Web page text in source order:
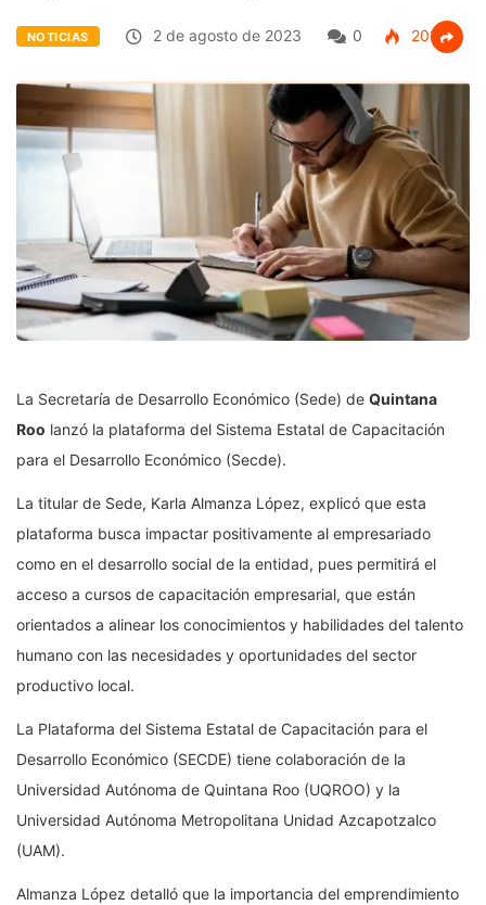
NOTICIAS 2 de agosto de 2023 0 201
La Secretaría de Desarrollo Económico (Sede) de Quintana
Roo lanzó la plataforma del Sistema Estatal de Capacitación
para el Desarrollo Económico (Secde).
La titular de Sede, Karla Almanza López, explicó que esta
plataforma busca impactar positivamente al empresariado
como en el desarrollo social de la entidad, pues permitirá el
acceso a cursos de capacitación empresarial, que están
orientados a alinear los conocimientos y habilidades del talento
humano con las necesidades y oportunidades del sector
productivo local.
La Plataforma del Sistema Estatal de Capacitación para el
Desarrollo Económico (SECDE) tiene colaboración de la
Universidad Autónoma de Quintana Roo (UQROO) y la
Universidad Autónoma Metropolitana Unidad Azcapotzalco
(UAM).
Almanza López detalló que la importancia del emprendimiento